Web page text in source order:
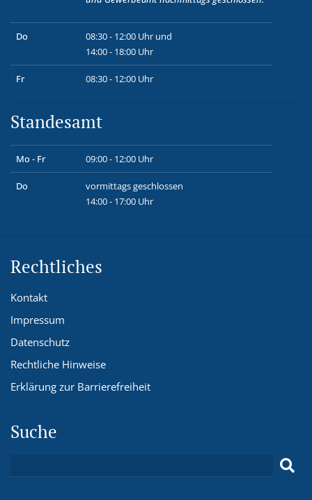
Do
08:30 - 12:00 Uhr und
14:00 - 18:00 Uhr
Fr 08:30 - 12:00 Uhr
Standesamt
Mo - Fr 09:00 - 12:00 Uhr
Do
vormittags geschlossen
14:00 - 17:00 Uhr
Rechtliches
Kontakt
Impressum
Datenschutz
Rechtliche Hinweise
Erklärung zur Barrierefreiheit
Suche